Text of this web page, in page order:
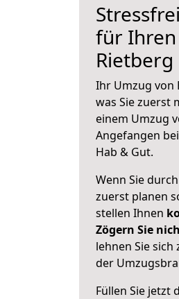
für
Rietberg
Ihr Umzug von
was Sie zuerst
einem Umzug
Angefangen
Hab & Gut.
Wenn Sie
zuerst planen
stellen Ihnen
Zögern Sie
lehnen Sie sich
der
Füllen Sie jetzt